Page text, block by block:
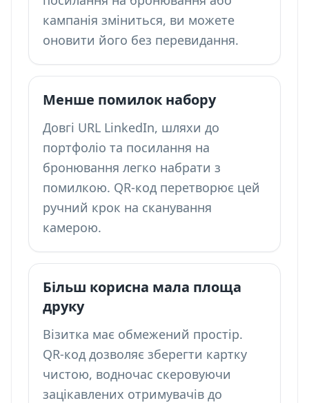
кампанія зміниться, ви можете
оновити його без перевидання.
Менше помилок набору
Довгі URL LinkedIn, шляхи до
портфоліо та посилання на
бронювання легко набрати з
помилкою. QR-код перетворює цей
ручний крок на сканування
камерою.
Більш корисна мала площа
друку
Візитка має обмежений простір.
QR-код дозволяє зберегти картку
чистою, водночас скеровуючи
зацікавлених отримувачів до